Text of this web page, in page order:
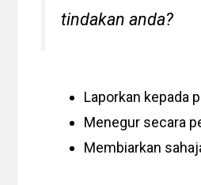
tindakan anda?
Laporkan kepada
Menegur secara
Membiarkan